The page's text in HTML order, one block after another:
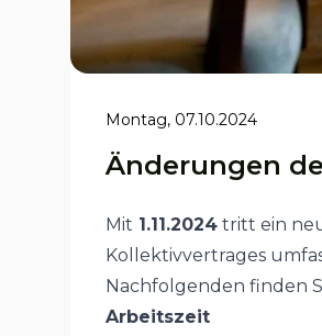
Montag, 07.10.2024
Änderungen
Mit 1.11.2024 tritt ein
Kollektivvertrages
Nachfolgenden finden
Arbeitszeit